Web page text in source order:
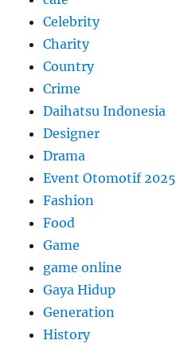
Celebrity
Charity
Country
Crime
Daihatsu Indonesia
Designer
Drama
Event Otomotif 2025
Fashion
Food
Game
game online
Gaya Hidup
Generation
History